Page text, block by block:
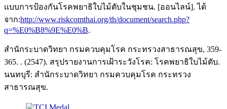
แบบการป้องกันโรคพยาธิใบไม้ตับในชุมชน. [ออนไลน์]. ได้
จาก:http://www.riskcomthai.org/th/document/search.php?
q=%E0%B8%9E%E0%B.
สำนักระบาดวิทยา กรมควบคุมโรค กระทรวงสาธารณสุข, 359-
365. . (2547). สรุปรายงานการเฝ้าระวังโรค: โรคพยาธิใบไม้ตับ.
นนทบุรี: สำนักระบาดวิทยา กรมควบคุมโรค กระทรวง
สาธารณสุข.